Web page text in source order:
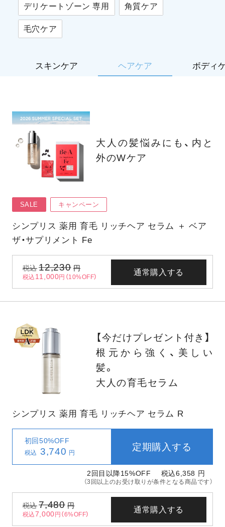
デリケートゾーン 専用 角質ケア
毛穴ケア
スキンケア ヘアケア ボディ
大人の髪悩みにも、内と
外のWケア
SALE キャンペーン
シンプリス 薬用 育毛 リッチヘア セラム ＋ ベア
ザ・サプリメント Fe
税込12,230 円
税込 11,000円（10%OFF）
通常購入する
【今だけプレゼント付き】
根元から強く、美しい
髪。
大人の育毛セラム
シンプリス 薬用 育毛 リッチヘア セラム R
初回50%OFF
税込 3,740 円
定期購入する
2回目以降15%OFF 税込6,358 円
（3回以上のお受け取りが条件となる商品です）
税込7,480 円
税込7,000 円（6%OFF）
通常購入する